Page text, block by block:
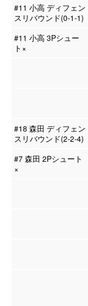
#11 小高 ディフェン
スリバウンド(0-1-1)
#11 小高 3Pシュー
ト×
#18 森田 ディフェン
スリバウンド(2-2-4)
#7 森田 2Pシュート
×